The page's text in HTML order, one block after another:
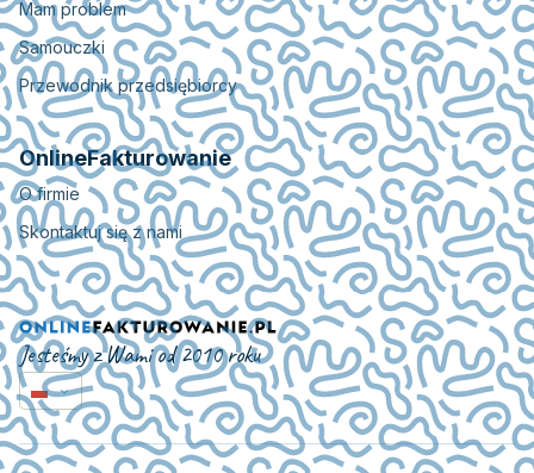
Mam problem
Samouczki
Przewodnik przedsiębiorcy
OnlineFakturowanie
O firmie
Skontaktuj się z nami
Jesteśmy z Wami od 2010 roku